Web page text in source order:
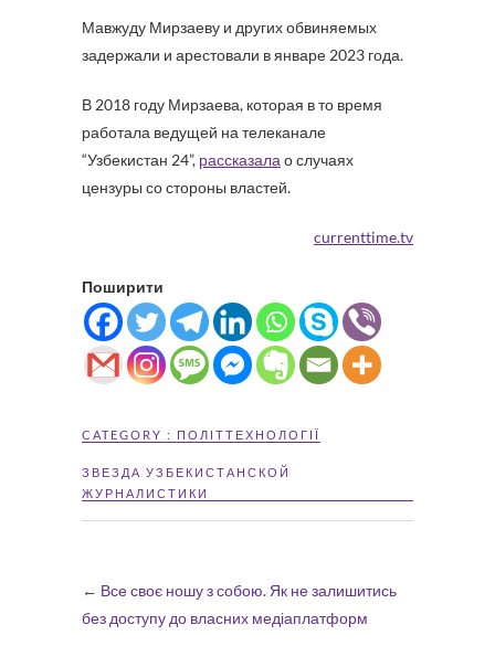
Мавжуду Мирзаеву и других обвиняемых
задержали и арестовали в январе 2023 года.
В 2018 году Мирзаева, которая в то время
работала ведущей на телеканале
“Узбекистан 24”, рассказала о случаях
цензуры со стороны властей.
currenttime.tv
Поширити
CATEGORY : ПОЛІТТЕХНОЛОГІЇ
ЗВЕЗДА УЗБЕКИСТАНСКОЙ
ЖУРНАЛИСТИКИ
← Все своє ношу з собою. Як не залишитись
без доступу до власних медіаплатформ